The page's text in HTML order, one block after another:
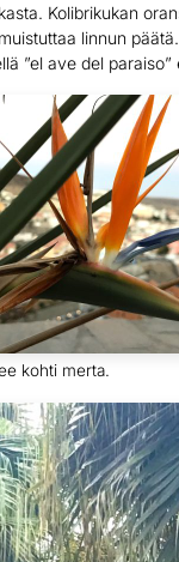
Kolibrikukan
linnun
”el ave del paraiso”
kohti merta.